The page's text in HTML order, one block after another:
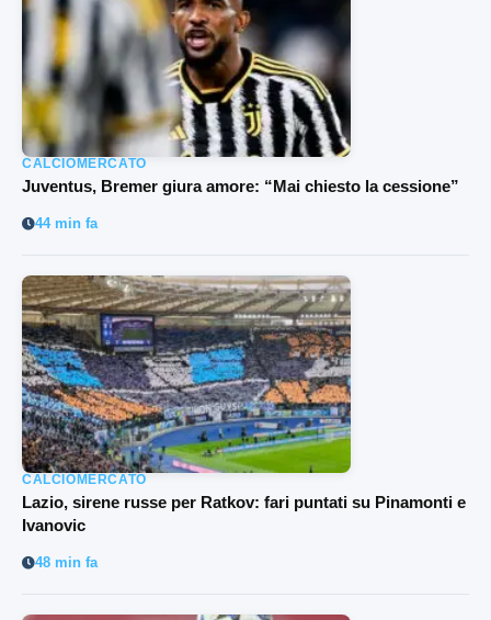
CALCIOMERCATO
Juventus, Bremer giura amore: “Mai chiesto la cessione”
44 min fa
CALCIOMERCATO
Lazio, sirene russe per Ratkov: fari puntati su Pinamonti e
Ivanovic
48 min fa